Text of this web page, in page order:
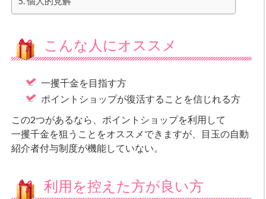
こんな人にオススメ
一攫千金を目指す方
ポイントショップが復活することを信じれる方
この2つがあるなら、ポイントショップを利用して
一攫千金を狙うことをオススメできますが、目玉の自動
紹介者付与制度が機能していない。
利用を控えた方が良い方